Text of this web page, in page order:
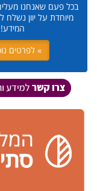
בכל פעם שאנחנו
מיוחדת על יוון נשלח
המידע!
» לפרטים